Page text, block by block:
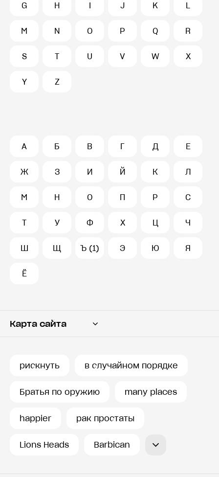
G H I J K L
M N O P Q R
S T U V W X
Y Z
А Б В Г Д Е
Ж З И Й К Л
М Н О П Р С
Т У Ф Х Ц Ч
Ш Щ Ъ (1) Э Ю Я
Ё
Карта сайта
рискнуть в случайном порядке
Братья по оружию many places
happier рак простаты
Lions Heads Barbican